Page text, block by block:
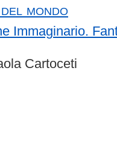
mondo
Immaginario.
Cartoceti